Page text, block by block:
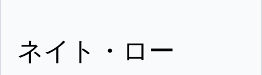
ネイト・ロー